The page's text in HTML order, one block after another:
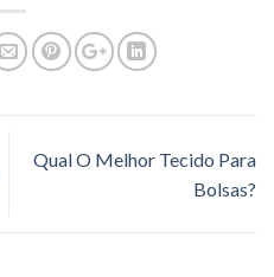
Qual O Melhor Tecido Para
Bolsas?